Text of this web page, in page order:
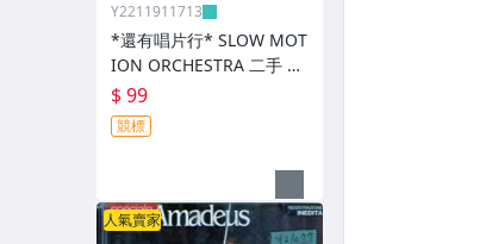
Y2211911713
*還有唱片行* SLOW MOT
ION ORCHESTRA 二手 Y7
253**
$ 99
競標
人氣賣家